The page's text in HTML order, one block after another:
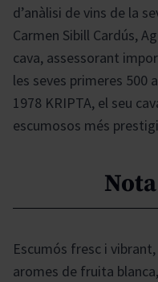
d’anàlisi de vins de la
Carmen Sibill Cardús,
cava, assessorant
les seves primeres 500
1978 KRIPTA, el seu
escumosos més
Escumós fresc i
aromes de fruita